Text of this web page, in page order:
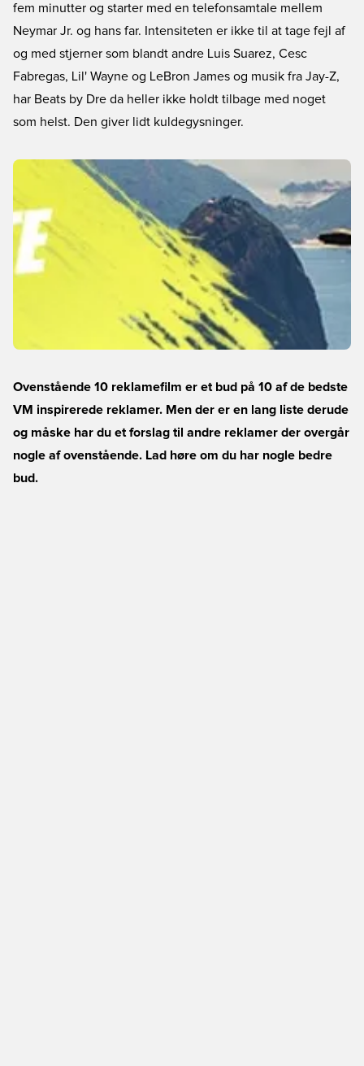
fem minutter og starter med en telefonsamtale mellem
Neymar Jr. og hans far. Intensiteten er ikke til at tage fejl af
og med stjerner som blandt andre Luis Suarez, Cesc
Fabregas, Lil' Wayne og LeBron James og musik fra Jay-Z,
har Beats by Dre da heller ikke holdt tilbage med noget
som helst. Den giver lidt kuldegysninger.
Ovenstående 10 reklamefilm er et bud på 10 af de bedste
VM inspirerede reklamer. Men der er en lang liste derude
og måske har du et forslag til andre reklamer der overgår
nogle af ovenstående. Lad høre om du har nogle bedre
bud.